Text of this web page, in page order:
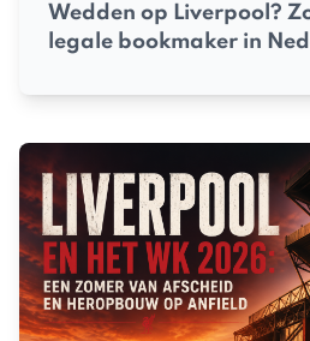
Wedden op Liverpool?
legale bookmaker in